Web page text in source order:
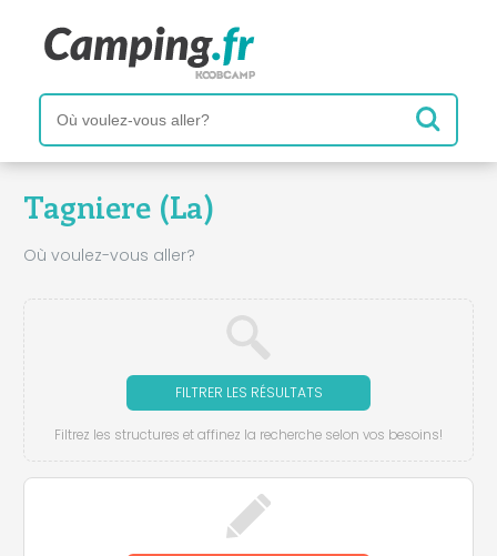
Tagniere (La)
Où voulez-vous aller?
FILTRER LES RÉSULTATS
Filtrez les structures et affinez la recherche selon vos besoins!